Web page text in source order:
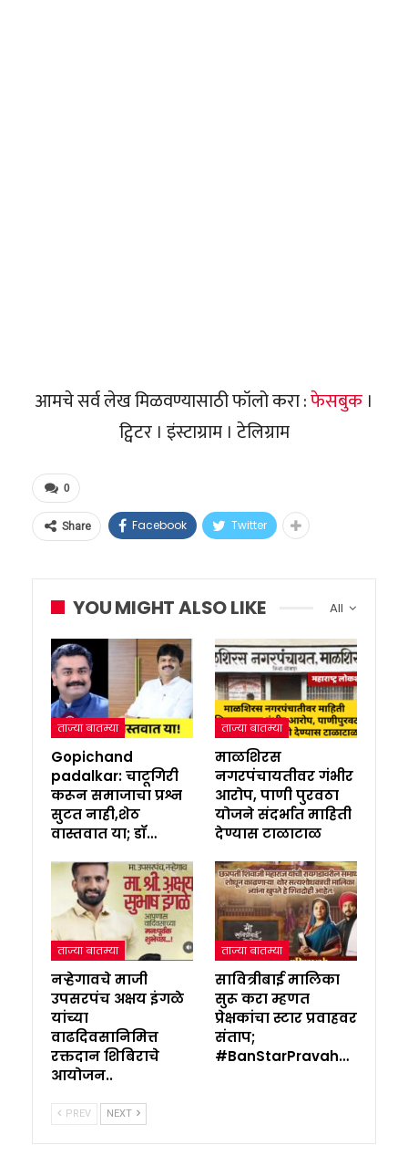
आमचे सर्व लेख मिळवण्यासाठी फॉलो करा :फेसबुक ।
ट्विटर । इंस्टाग्राम । टेलिग्राम
0
Share Facebook Twitter
All
YOU MIGHT ALSO LIKE
ताज्या बातम्या
Gopichand
padalkar: चाटूगिरी
करून समाजाचा प्रश्न
सुटत नाही,शेठ
वास्तवात या; डॉ…
ताज्या बातम्या
माळशिरस
नगरपंचायतीवर गंभीर
आरोप, पाणी पुरवठा
योजने संदर्भात माहिती
देण्यास टाळाटाळ
ताज्या बातम्या
नऱ्हेगावचे माजी
उपसरपंच अक्षय इंगळे
यांच्या
वाढदिवसानिमित्त
रक्तदान शिबिराचे
आयोजन..
ताज्या बातम्या
सावित्रीबाई मालिका
सुरू करा म्हणत
प्रेक्षकांचा स्टार प्रवाहवर
संताप;
#BanStarPravah…
PREV NEXT